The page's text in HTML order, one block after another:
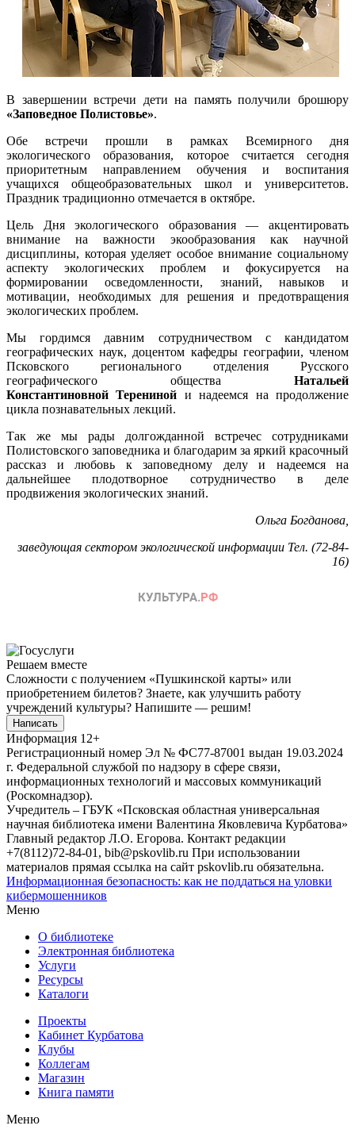
В завершении встречи дети на память получили брошюру
«Заповедное Полистовье».
Обе встречи прошли в рамках Всемирного дня
экологического образования, которое считается сегодня
приоритетным направлением обучения и воспитания
учащихся общеобразовательных школ и университетов.
Праздник традиционно отмечается в октябре.
Цель Дня экологического образования — акцентировать
внимание на важности экообразования как научной
дисциплины, которая уделяет особое внимание социальному
аспекту экологических проблем и фокусируется на
формировании осведомленности, знаний, навыков и
мотивации, необходимых для решения и предотвращения
экологических проблем.
Мы гордимся давним сотрудничеством с кандидатом
географических наук, доцентом кафедры географии, членом
Псковского регионального отделения Русского
географического общества Натальей
Константиновной Терениной и надеемся на продолжение
цикла познавательных лекций.
Так же мы рады долгожданной встречес сотрудниками
Полистовского заповедника и благодарим за яркий красочный
рассказ и любовь к заповедному делу и надеемся на
дальнейшее плодотворное сотрудничество в деле
продвижения экологических знаний.
Ольга Богданова,
заведующая сектором экологической информации Тел. (72-84-
16)
Решаем вместе
Сложности с получением «Пушкинской карты» или
приобретением билетов? Знаете, как улучшить работу
учреждений культуры? Напишите — решим!
Написать
Информация 12+
Регистрационный номер Эл № ФС77-87001 выдан 19.03.2024
г. Федеральной службой по надзору в сфере связи,
информационных технологий и массовых коммуникаций
(Роскомнадзор).
Учредитель – ГБУК «Псковская областная универсальная
научная библиотека имени Валентина Яковлевича Курбатова»
Главный редактор Л.О. Егорова. Контакт редакции
+7(8112)72-84-01, bib@pskovlib.ru При использовании
материалов прямая ссылка на сайт pskovlib.ru обязательна.
Информационная безопасность: как не поддаться на уловки
кибермошенников
Меню
О библиотеке
Электронная библиотека
Услуги
Ресурсы
Каталоги
Проекты
Кабинет Курбатова
Клубы
Коллегам
Магазин
Книга памяти
Меню